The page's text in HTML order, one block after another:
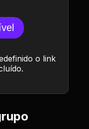
o link